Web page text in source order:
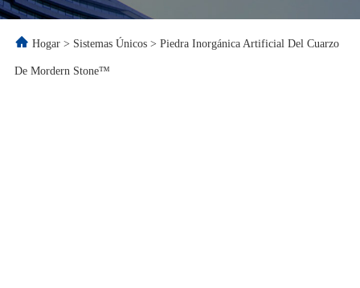
Hogar > Sistemas Únicos > Piedra Inorgánica Artificial Del Cuarzo
De Mordern Stone™